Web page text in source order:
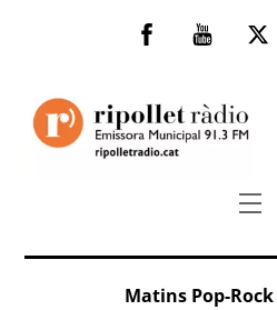
Facebook
You
Matins Pop-